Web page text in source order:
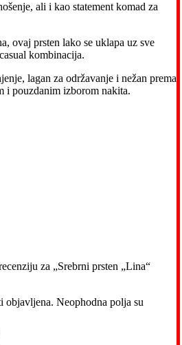
ali i kao statement komad za
ovaj prsten lako se uklapa uz sve
kombinacija.
lagan za održavanje i nežan prema
i pouzdanim izborom nakita.
za „Srebrni prsten „Lina“
objavljena. Neophodna polja su